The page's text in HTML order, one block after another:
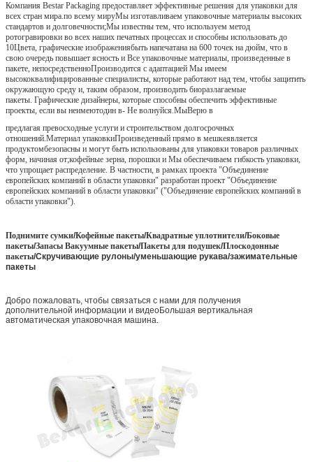
Компания Bestar Packaging предоставляет эффективные решения для упаковки для
всех стран мира.по всему мируМы изготавливаем упаковочные материалы высоких
стандартов и долговечности;Мы известны тем, что используем метод
ротогравировки во всех наших печатных процессах и способны использовать до
10Цвета, графические изображениябыть напечатана на 600 точек на дюйм, что в
свою очередь повышает ясность и Все упаковочные материалы, произведенные в
пакете, непосредственноПроизводится с адаптацией Мы имеем
высококвалифицированные специалисты, которые работают над тем, чтобы защитить
окружающую среду и, таким образом, производить биоразлагаемые
пакеты. Графические дизайнеры, которые способны обеспечить эффективные
проекты, если вы неимеютодин в- Не волнуйся.МыВерю в
предлагая превосходные услуги и строительством долгосрочных
отношений.Материал упаковкиПроизведенный прямо в мешкеявляется
продуктомбезопасны и могут быть использованы для упаковки товаров различных
форм, начиная от;кофейные зерна, порошки и Мы обеспечиваем гибкость упаковки,
что упрощает распределение. В частности, в рамках проекта "Объединение
европейских компаний в области упаковки" разработан проект "Объединение
европейских компаний в области упаковки" ("Объединение европейских компаний в
области упаковки").
Поднимите сумки/Кофейные пакеты/Квадратные уплотнители/Боковые
пакеты/Запасы Вакуумные пакеты/Пакеты для подушек/Плоскодонные
пакеты/Скручивающие рулоны/уменьшающие рукава/зажимательные
пакеты
Добро пожаловать, чтобы связаться с нами для получения
дополнительной информации и видеоБольшая вертикальная
автоматическая упаковочная машина.